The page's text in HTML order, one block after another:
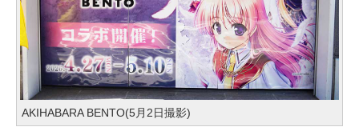
AKIHABARA BENTO(5月2日撮影)